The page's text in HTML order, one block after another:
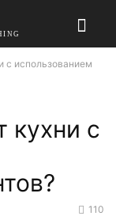
с использованием
кухни с
110